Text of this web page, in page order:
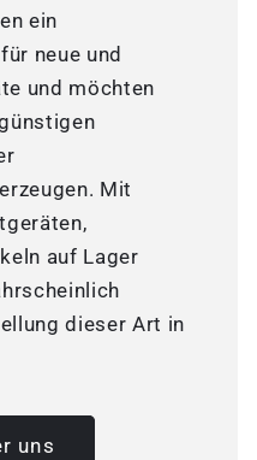
ein
neue und
und möchten
Mit
auf Lager
dieser Art in
uns